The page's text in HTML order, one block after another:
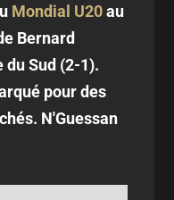
Mondial U20au
Bernard
du Sud (2-1).
pour des
N'Guessan